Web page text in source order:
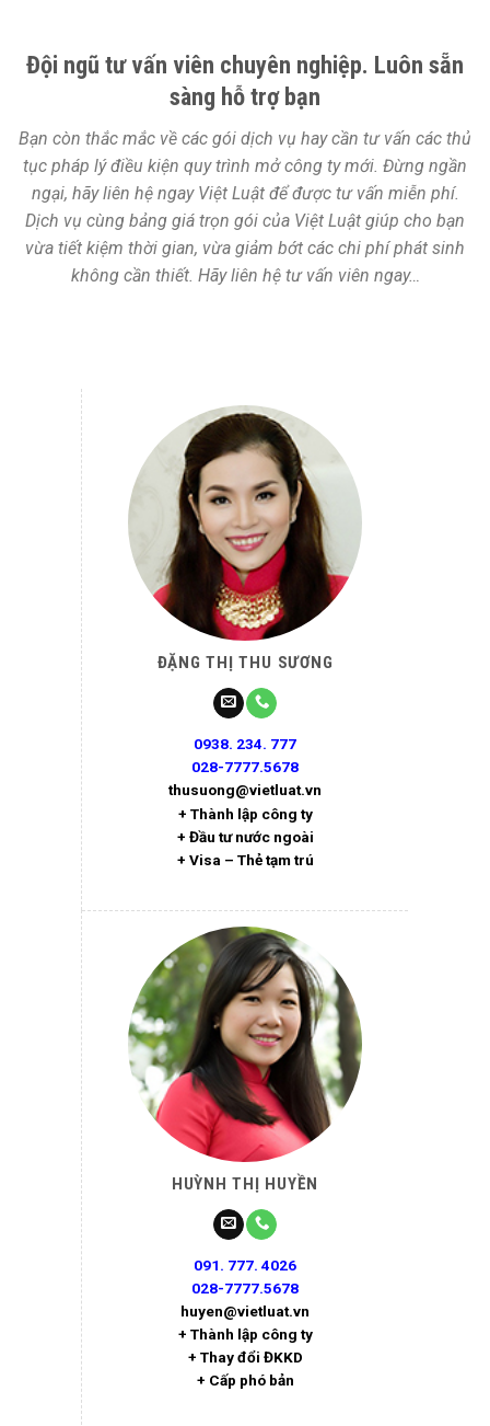
Đội ngũ tư vấn viên chuyên nghiệp. Luôn sẵn
sàng hỗ trợ bạn
Bạn còn thắc mắc về các gói dịch vụ hay cần tư vấn các thủ
tục pháp lý điều kiện quy trình mở công ty mới. Đừng ngần
ngại, hãy liên hệ ngay Việt Luật để được tư vấn miễn phí.
Dịch vụ cùng bảng giá trọn gói của Việt Luật giúp cho bạn
vừa tiết kiệm thời gian, vừa giảm bớt các chi phí phát sinh
không cần thiết. Hãy liên hệ tư vấn viên ngay…
ĐẶNG THỊ THU SƯƠNG
0938. 234. 777
028-7777.5678
thusuong@vietluat.vn
+ Thành lập công ty
+ Đầu tư nước ngoài
+ Visa – Thẻ tạm trú
HUỲNH THỊ HUYỀN
091. 777. 4026
028-7777.5678
huyen@vietluat.vn
+ Thành lập công ty
+ Thay đổi ĐKKD
+ Cấp phó bản